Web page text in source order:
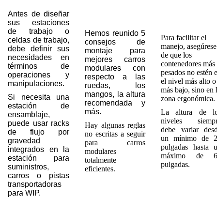
Antes de diseñar
sus estaciones
de trabajo o
celdas de trabajo,
debe definir sus
necesidades en
términos de
operaciones y
manipulaciones.
Si necesita una
estación de
ensamblaje,
puede usar racks
de flujo por
gravedad
integrados en la
estación para
suministros,
carros o pistas
transportadoras
para WIP.
Hemos reunido 5
consejos de
montaje para
mejores carros
modulares con
respecto a las
ruedas, los
mangos, la altura
recomendada y
más.
Hay algunas reglas
no escritas a seguir
para carros
modulares
totalmente
eficientes.
Para facilitar el
manejo, asegúrese
de que los
contenedores más
pesados no estén
el nivel más alto o
más bajo, sino en
zona ergonómica.
La altura de
niveles
debe variar
un mínimo de
pulgadas hasta
máximo de
pulgadas.